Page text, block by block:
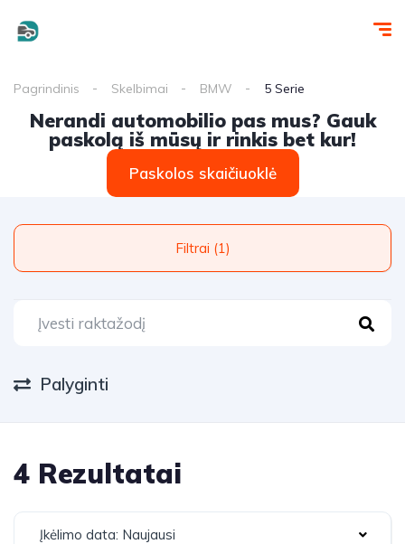
Pagrindinis Skelbimai BMW 5 Serie
Nerandi automobilio pas mus? Gauk
paskolą iš mūsų ir rinkis bet kur!
Paskolos skaičiuoklė
Filtrai (1)
Palyginti
4 Rezultatai
Įkėlimo data: Naujausi